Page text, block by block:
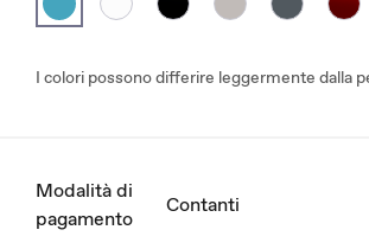
I colori possono differire leggermente dalla
Modalità di
pagamento
Contanti